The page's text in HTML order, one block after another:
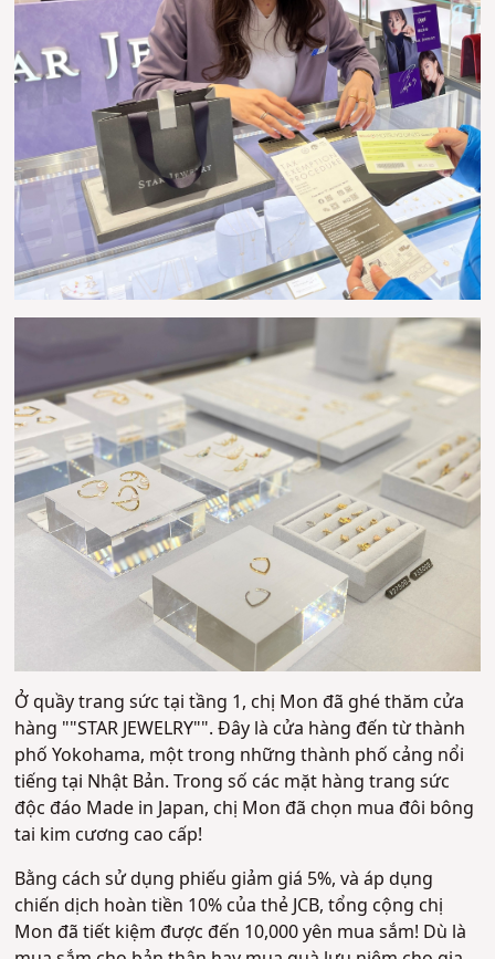
Ở quầy trang sức tại tầng 1, chị Mon đã ghé thăm cửa
hàng ""STAR JEWELRY"". Đây là cửa hàng đến từ thành
phố Yokohama, một trong những thành phố cảng nổi
tiếng tại Nhật Bản. Trong số các mặt hàng trang sức
độc đáo Made in Japan, chị Mon đã chọn mua đôi bông
tai kim cương cao cấp!
Bằng cách sử dụng phiếu giảm giá 5%, và áp dụng
chiến dịch hoàn tiền 10% của thẻ JCB, tổng cộng chị
Mon đã tiết kiệm được đến 10,000 yên mua sắm! Dù là